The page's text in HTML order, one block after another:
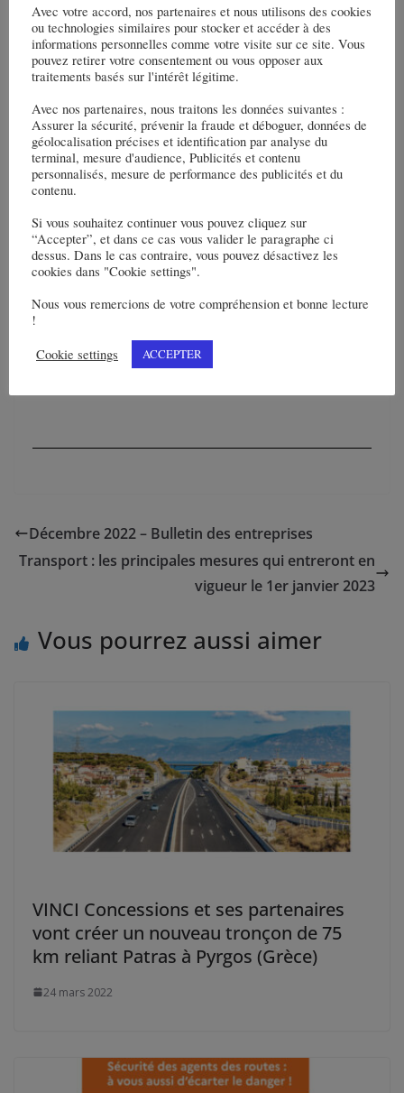
Décembre 2022 – Bulletin des entreprises
Transport : les principales mesures qui entreront en
vigueur le 1er janvier 2023
Vous pourrez aussi aimer
VINCI Concessions et ses partenaires
vont créer un nouveau tronçon de 75
km reliant Patras à Pyrgos (Grèce)
24 mars 2022
Avec votre accord, nos partenaires et nous utilisons des cookies
ou technologies similaires pour stocker et accéder à des
informations personnelles comme votre visite sur ce site. Vous
pouvez retirer votre consentement ou vous opposer aux
traitements basés sur l'intérêt légitime.
Avec nos partenaires, nous traitons les données suivantes :
Assurer la sécurité, prévenir la fraude et déboguer, données de
géolocalisation précises et identification par analyse du
terminal, mesure d'audience, Publicités et contenu
personnalisés, mesure de performance des publicités et du
contenu.
Si vous souhaitez continuer vous pouvez cliquez sur
“Accepter”, et dans ce cas vous valider le paragraphe ci
dessus. Dans le cas contraire, vous pouvez désactivez les
cookies dans "Cookie settings".
Nous vous remercions de votre compréhension et bonne lecture
!
Cookie settings
ACCEPTER